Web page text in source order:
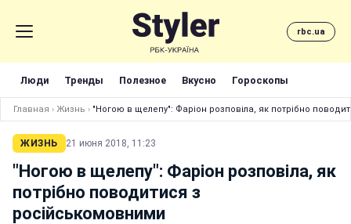
rbc.ua
Люди Тренды Полезное Вкусно Гороскопы
Главная › Жизнь › "Ногою в щелепу": Фаріон розповіла, як потрібно
ЖИЗНЬ 21 июня 2018, 11:23
"Ногою в щелепу": Фаріон розповіла, як
потрібно поводитися з
російськомовними